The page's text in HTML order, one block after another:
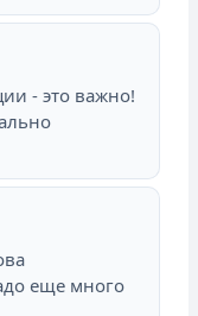
- это важно!
еще много